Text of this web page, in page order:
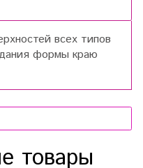
всех типов
формы краю
товары